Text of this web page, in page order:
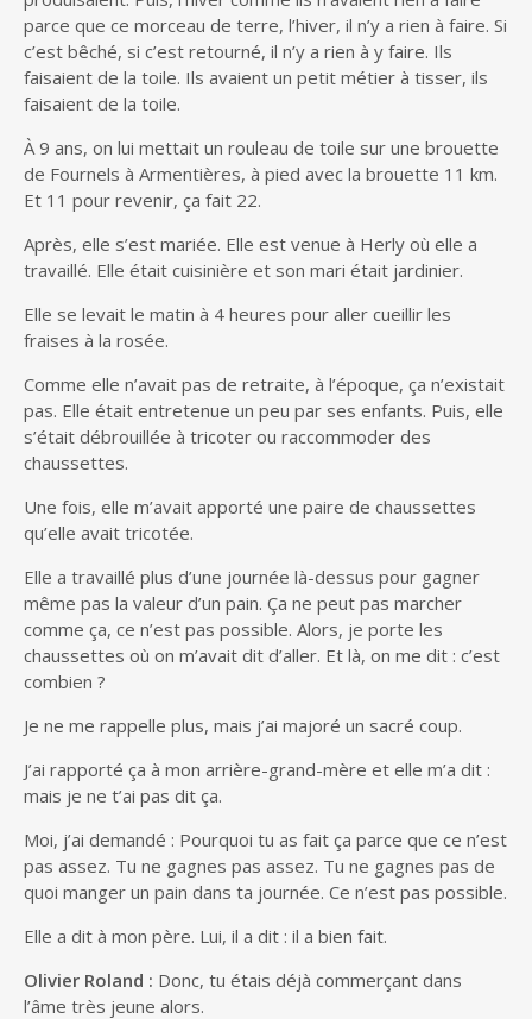
parce que ce morceau de terre, l’hiver, il n’y a rien à faire. Si
c’est bêché, si c’est retourné, il n’y a rien à y faire. Ils
faisaient de la toile. Ils avaient un petit métier à tisser, ils
faisaient de la toile.
À 9 ans, on lui mettait un rouleau de toile sur une brouette
de Fournels à Armentières, à pied avec la brouette 11 km.
Et 11 pour revenir, ça fait 22.
Après, elle s’est mariée. Elle est venue à Herly où elle a
travaillé. Elle était cuisinière et son mari était jardinier.
Elle se levait le matin à 4 heures pour aller cueillir les
fraises à la rosée.
Comme elle n’avait pas de retraite, à l’époque, ça n’existait
pas. Elle était entretenue un peu par ses enfants. Puis, elle
s’était débrouillée à tricoter ou raccommoder des
chaussettes.
Une fois, elle m’avait apporté une paire de chaussettes
qu’elle avait tricotée.
Elle a travaillé plus d’une journée là-dessus pour gagner
même pas la valeur d’un pain. Ça ne peut pas marcher
comme ça, ce n’est pas possible. Alors, je porte les
chaussettes où on m’avait dit d’aller. Et là, on me dit : c’est
combien ?
Je ne me rappelle plus, mais j’ai majoré un sacré coup.
J’ai rapporté ça à mon arrière-grand-mère et elle m’a dit :
mais je ne t’ai pas dit ça.
Moi, j’ai demandé : Pourquoi tu as fait ça parce que ce n’est
pas assez. Tu ne gagnes pas assez. Tu ne gagnes pas de
quoi manger un pain dans ta journée. Ce n’est pas possible.
Elle a dit à mon père. Lui, il a dit : il a bien fait.
Olivier Roland : Donc, tu étais déjà commerçant dans
l’âme très jeune alors.